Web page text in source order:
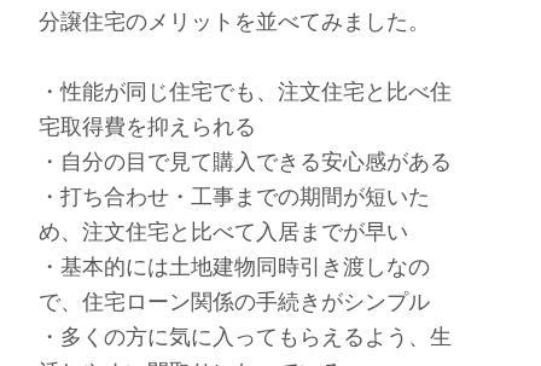
分譲住宅のメリットを並べてみました。
・性能が同じ住宅でも、注文住宅と比べ住
宅取得費を抑えられる
・自分の目で見て購入できる安心感がある
・打ち合わせ・工事までの期間が短いた
め、注文住宅と比べて入居までが早い
・基本的には土地建物同時引き渡しなの
で、住宅ローン関係の手続きがシンプル
・多くの方に気に入ってもらえるよう、生